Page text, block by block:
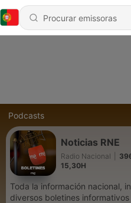
Podcasts
Noticias RNE
Radio Nacional
15,30H
Toda la información nacional,
diversos boletines